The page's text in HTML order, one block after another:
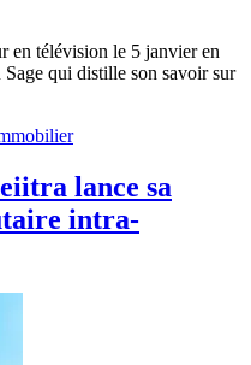
en télévision le 5 janvier en
qui distille son savoir sur
lance sa
intra-